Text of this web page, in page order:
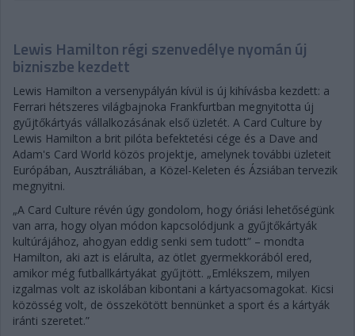
Lewis Hamilton régi szenvedélye nyomán új
bizniszbe kezdett
Lewis Hamilton a versenypályán kívül is új kihívásba kezdett: a
Ferrari hétszeres világbajnoka Frankfurtban megnyitotta új
gyűjtőkártyás vállalkozásának első üzletét. A Card Culture by
Lewis Hamilton a brit pilóta befektetési cége és a Dave and
Adam's Card World közös projektje, amelynek további üzleteit
Európában, Ausztráliában, a Közel-Keleten és Ázsiában tervezik
megnyitni.
„A Card Culture révén úgy gondolom, hogy óriási lehetőségünk
van arra, hogy olyan módon kapcsolódjunk a gyűjtőkártyák
kultúrájához, ahogyan eddig senki sem tudott” – mondta
Hamilton, aki azt is elárulta, az ötlet gyermekkorából ered,
amikor még futballkártyákat gyűjtött. „Emlékszem, milyen
izgalmas volt az iskolában kibontani a kártyacsomagokat. Kicsi
közösség volt, de összekötött bennünket a sport és a kártyák
iránti szeretet.”